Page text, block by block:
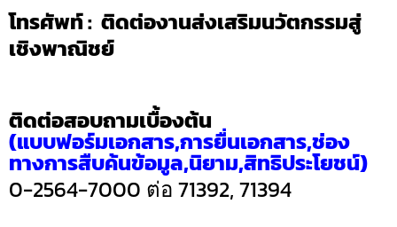
โทรศัพท์ : ติดต่องานส่งเสริมนวัตกรรมสู่
เชิงพาณิชย์
ติดต่อสอบถามเบื้องต้น
(แบบฟอร์มเอกสาร,การยื่นเอกสาร,ช่อง
ทางการสืบค้นข้อมูล,นิยาม,สิทธิประโยชน์)
0-2564-7000 ต่อ 71392, 71394